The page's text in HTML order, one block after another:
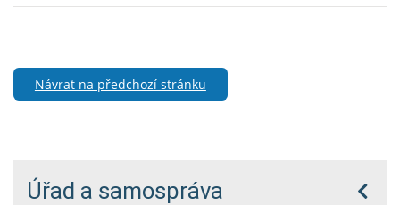
Návrat na předchozí stránku
Úřad a samospráva